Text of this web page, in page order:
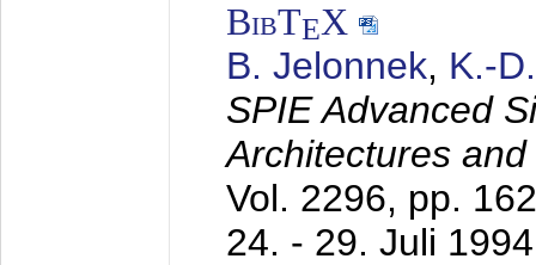
BibTEX
B. Jelonnek, K.-
SPIE Advanced
Architectures
Vol. 2296, pp.
24. - 29. Juli 1994